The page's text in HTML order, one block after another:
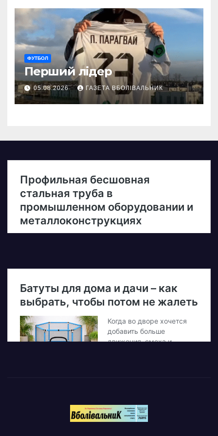
ФУТБОЛ
Перший лідер
05.08.2026 ГАЗЕТА ВБОЛІВАЛЬНИК